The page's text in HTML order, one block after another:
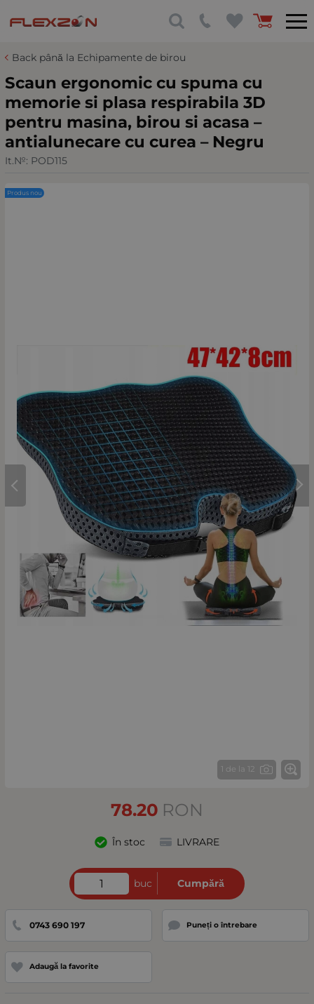
Back până la Echipamente de birou
Scaun ergonomic cu spuma cu
memorie si plasa respirabila 3D
pentru masina, birou si acasa –
antialunecare cu curea – Negru
It.№: POD115
1 de la 12
Produs nou
78.20 RON
În stoc LIVRARE
buc Cumpără
0743 690 197 Puneți o întrebare
Adaugă la favorite